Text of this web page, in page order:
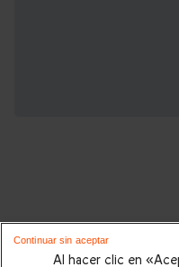
Cajas regalo
interesarte:
Al hacer clic en
Continuar sin aceptar